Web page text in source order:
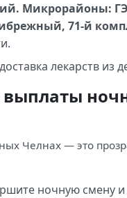
Микрорайоны:
71-й
лекарств из
Челнах — это
ночную смену и